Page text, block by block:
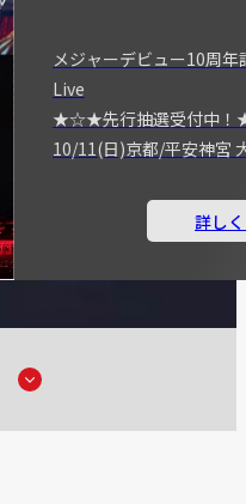
メジャーデビュー10周
Live
★☆★先行抽選受付中
10/11(日)京都/平安神宮
詳し